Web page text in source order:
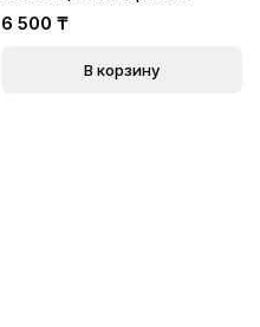
6 500 ₸
В корзину